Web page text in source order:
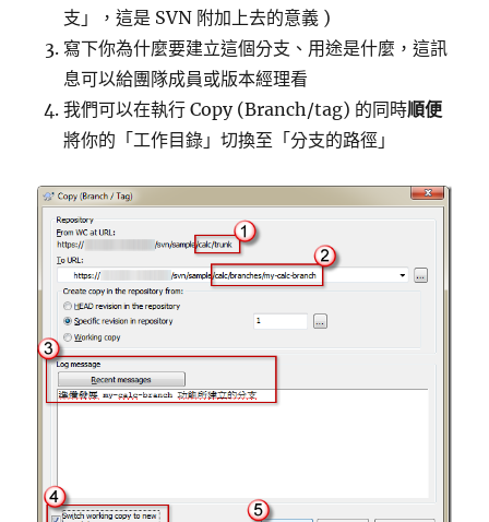
支」，這是 SVN 附加上去的意義 )
寫下你為什麼要建立這個分支、用途是什麼，這訊
息可以給團隊成員或版本經理看
我們可以在執行 Copy (Branch/tag) 的同時順便
將你的「工作目錄」切換至「分支的路徑」